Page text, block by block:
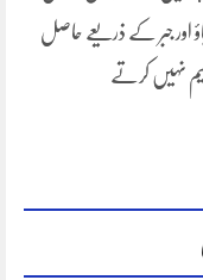
اور جبر کے ذریعے حاصل